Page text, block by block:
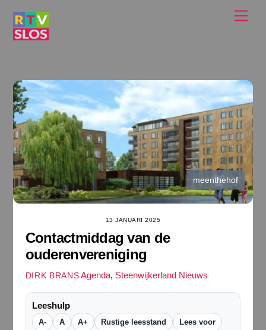
meenthehof
13 JANUARI 2025
Contactmiddag van de
ouderenvereniging
DIRK BRANS Agenda, Steenwijkerland Nieuws
Leeshulp
A- A A+ Rustige leesstand Lees voor